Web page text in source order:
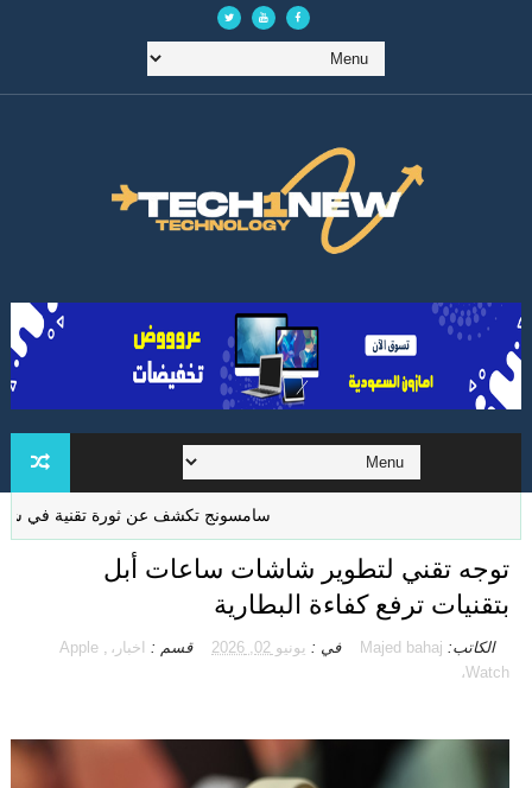
سامسونج تكشف عن ثورة تقنية في شاشات
توجه تقني لتطوير شاشات ساعات أبل
بتقنيات ترفع كفاءة البطارية
الكاتب: Majed bahaj في : يونيو 02, 2026 قسم : اخبار، ,
Apple
Watch،